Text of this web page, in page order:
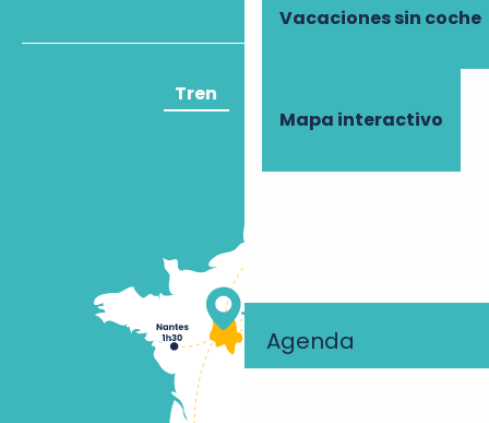
Vacaciones sin coche
Mapa interactivo
Agenda
Tren